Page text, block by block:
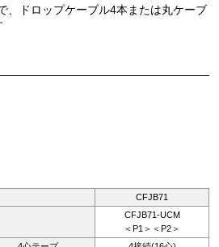
、ドロップケーブル4本または丸ケーブ
CFJB71
CFJB71-UCM
＜P1＞＜P2＞